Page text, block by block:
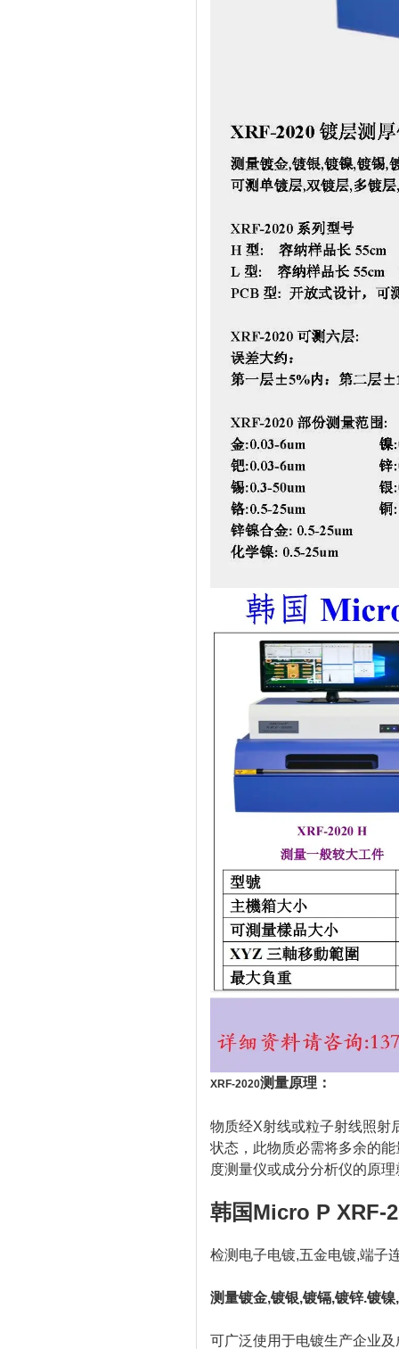
XRF-2020测量原理：
物质经X射线或粒子射线照射
状态，此物质必需将多余的
度测量仪或成分分析仪的原
韩国Micro P XRF-
检测电子电镀,五金电镀,端子
测量镀金,镀银,镀镉,镀锌.镀
可广泛使用于电镀生产企业